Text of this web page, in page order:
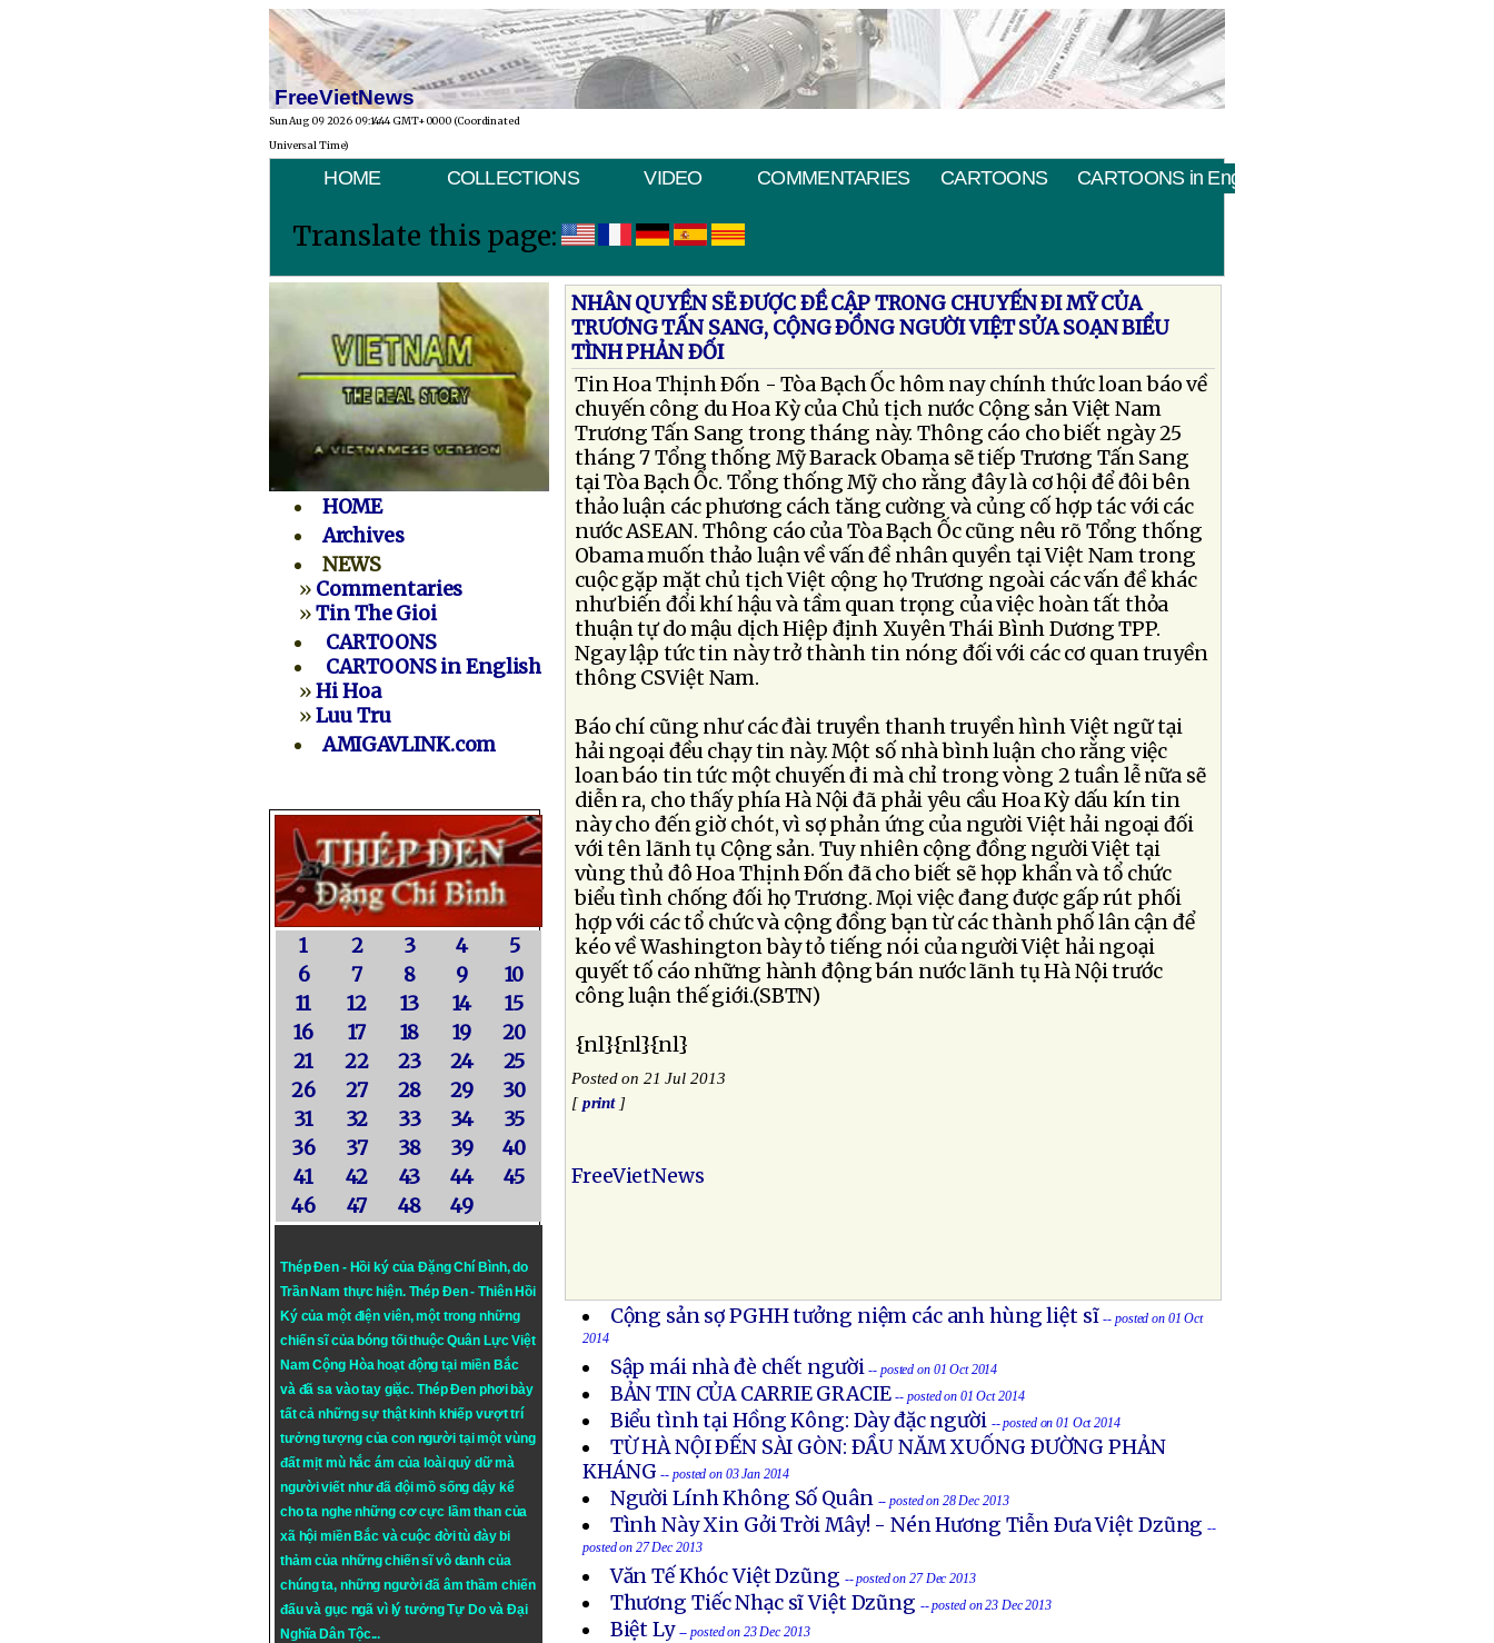
FreeVietNews
Sun Aug 09 2026 09:14:44 GMT+0000 (Coordinated
Universal Time)
HOME COLLECTIONS VIDEO COMMENTARIES CARTOONS CARTOONS in English
Translate this page:
HOME
Archives
NEWS
» Commentaries
»Tin The Gioi
CARTOONS
CARTOONS in English
»Hi Hoa
»Luu Tru
AMIGAVLINK.com
1 2 3 4
5
6
7 8 9
10
11
12 13 14
15
16
17 18 19
20
21
22 23 24
25
26
27 28 29
30
31
32 33 34
35
36
37 38 39
40
41
42 43 44
45
46
47 48 49
Thép Đen - Hồi ký của Đặng Chí Bình, do
Trần Nam thực hiện. Thép Đen- Thiên Hồi
Ký của một điện viên, một trong những
chiến sĩ của bóng tối thuộc Quân Lực Việt
Nam Cộng Hòa hoạt động tại miền Bắc
và đã sa vào tay giặc. Thép Đen phơi bày
tất cả những sự thật kinh khiếp vượt trí
tưởng tượng của con người tại một vùng
đất mịt mù hắc ám của loài quỷ dữ mà
người viết như đã đội mồ sống dậy kể
cho ta nghe những cơ cực lầm than của
xã hội miền Bắc và cuộc đời tù đày bi
thảm của những chiến sĩ vô danh của
chúng ta, những người đã âm thầm chiến
đấu và gục ngã vì lý tưởngTự DovàĐại
Nghĩa Dân Tộc...
NHÂN QUYỀN SẼ ÐƯỢC ÐỀ CẬP TRONG CHUYẾN ÐI MỸ CỦA
TRƯƠNG TẤN SANG, CỘNG ÐỒNG NGƯỜI VIỆT SỬA SOẠN BIỂU
TÌNH PHẢN ÐỐI
Tin Hoa Thịnh Ðốn - Tòa Bạch Ốc hôm nay chính thức loan báo về
chuyến công du Hoa Kỳ của Chủ tịch nước Cộng sản Việt Nam
Trương Tấn Sang trong tháng này. Thông cáo cho biết ngày 25
tháng 7 Tổng thống Mỹ Barack Obama sẽ tiếp Trương Tấn Sang
tại Tòa Bạch Ốc. Tổng thống Mỹ cho rằng đây là cơ hội để đôi bên
thảo luận các phương cách tăng cường và củng cố hợp tác với các
nước ASEAN. Thông cáo của Tòa Bạch Ốc cũng nêu rõ Tổng thống
Obama muốn thảo luận về vấn đề nhân quyền tại Việt Nam trong
cuộc gặp mặt chủ tịch Việt cộng họ Trương ngoài các vấn đề khác
như biến đổi khí hậu và tầm quan trọng của việc hoàn tất thỏa
thuận tự do mậu dịch Hiệp định Xuyên Thái Bình Dương TPP.
Ngay lập tức tin này trở thành tin nóng đối với các cơ quan truyền
thông CSViệt Nam.
Báo chí cũng như các đài truyền thanh truyền hình Việt ngữ tại
hải ngoại đều chạy tin này. Một số nhà bình luận cho rằng việc
loan báo tin tức một chuyến đi mà chỉ trong vòng 2 tuần lễ nữa sẽ
diễn ra, cho thấy phía Hà Nội đã phải yêu cầu Hoa Kỳ dấu kín tin
này cho đến giờ chót, vì sợ phản ứng của người Việt hải ngoại đối
với tên lãnh tụ Cộng sản. Tuy nhiên cộng đồng người Việt tại
vùng thủ đô Hoa Thịnh Ðốn đã cho biết sẽ họp khẩn và tổ chức
biểu tình chống đối họ Trương. Mọi việc đang được gấp rút phối
hợp với các tổ chức và cộng đồng bạn từ các thành phố lân cận để
kéo về Washington bày tỏ tiếng nói của người Việt hải ngoại
quyết tố cáo những hành động bán nước lãnh tụ Hà Nội trước
công luận thế giới.(SBTN)
{nl}{nl}{nl}
Posted on 21 Jul 2013
[print]
FreeVietNews
Cộng sản sợ PGHH tưởng niệm các anh hùng liệt sĩ -- posted on 01 Oct
2014
Sập mái nhà đè chết người -- posted on 01 Oct 2014
BẢN TIN CỦA CARRIE GRACIE-- posted on 01 Oct 2014
Biểu tình tại Hồng Kông: Dày đặc người -- posted on 01 Oct 2014
TỪ HÀ NỘI ÐẾN SÀI GÒN: ÐẦU NĂM XUỐNG ÐƯỜNG PHẢN
KHÁNG-- posted on 03 Jan 2014
Người Lính Không Số Quân -- posted on 28 Dec 2013
Tình Này Xin Gởi Trời Mây! - Nén Hương Tiễn Ðưa Việt Dzũng --
posted on 27 Dec 2013
Văn Tế Khóc Việt Dzũng -- posted on 27 Dec 2013
Thương Tiếc Nhạc sĩ Việt Dzũng -- posted on 23 Dec 2013
Biệt Ly -- posted on 23 Dec 2013